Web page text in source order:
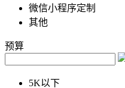
微信小程序定制
其他
预算
5K以下